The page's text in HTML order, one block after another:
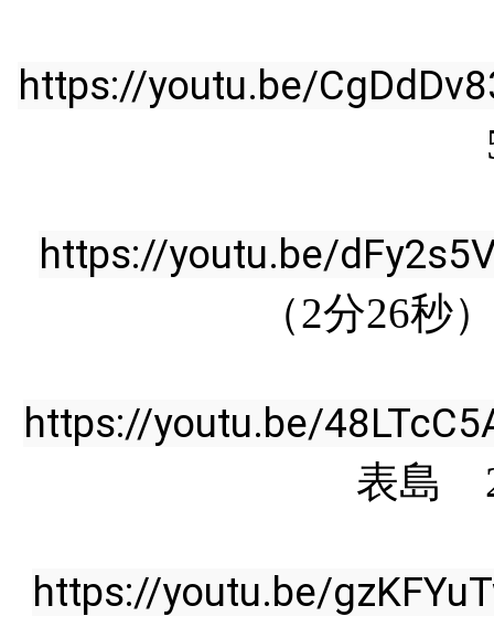
https://youtu.be/
https://youtu.be/
（2分26秒
https://youtu.be/
表島
https://youtu.be/